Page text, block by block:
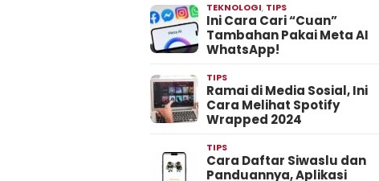
TEKNOLOGI, TIPS
Ini Cara Cari “Cuan”
Tambahan Pakai Meta AI
WhatsApp!
TIPS
Ramai di Media Sosial, Ini
Cara Melihat Spotify
Wrapped 2024
TIPS
Cara Daftar Siwaslu dan
Panduannya, Aplikasi